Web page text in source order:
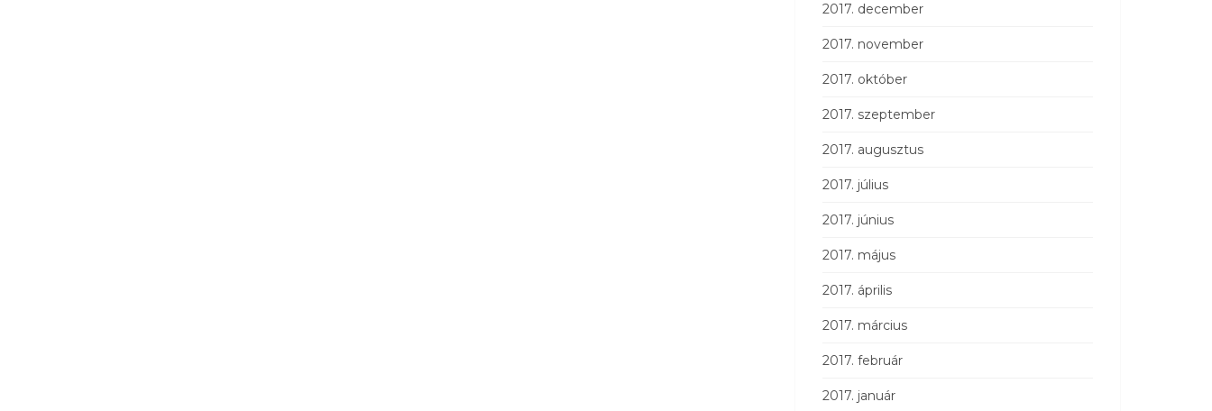
2017. december
2017. november
2017. október
2017. szeptember
2017. augusztus
2017. július
2017. június
2017. május
2017. április
2017. március
2017. február
2017. január